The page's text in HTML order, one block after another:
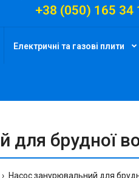
+38 (050) 165 34
Електричні та газові плити
для брудної
Насос занурювальний для